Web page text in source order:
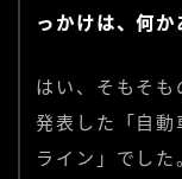
っかけは、何
はい、そもそ
発表した「自
ライン」でし